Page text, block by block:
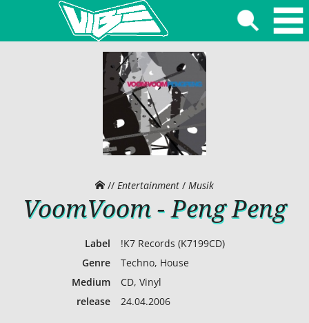
// Entertainment / Musik
VoomVoom - Peng Peng
Label
!K7 Records (K7199CD)
Genre
Techno, House
Medium
CD, Vinyl
release
24.04.2006